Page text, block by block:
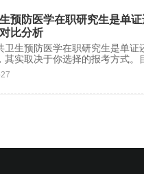
预防医学在职研究生是单
比分析
卫生预防医学在职研究生是单
其实取决于你选择的报考方式